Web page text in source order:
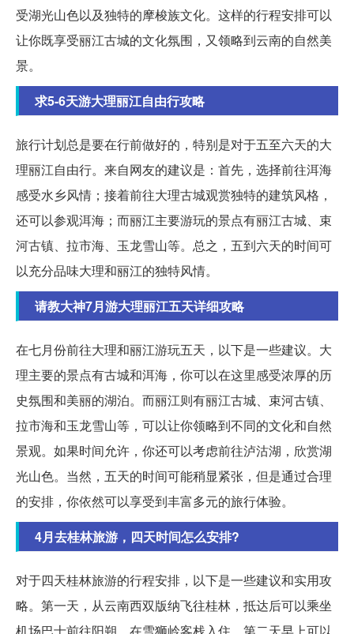
受湖光山色以及独特的摩梭族文化。这样的行程安排可以
让你既享受丽江古城的文化氛围，又领略到云南的自然美
景。
求5-6天游大理丽江自由行攻略
旅行计划总是要在行前做好的，特别是对于五至六天的大
理丽江自由行。来自网友的建议是：首先，选择前往洱海
感受水乡风情；接着前往大理古城观赏独特的建筑风格，
还可以参观洱海；而丽江主要游玩的景点有丽江古城、束
河古镇、拉市海、玉龙雪山等。总之，五到六天的时间可
以充分品味大理和丽江的独特风情。
请教大神7月游大理丽江五天详细攻略
在七月份前往大理和丽江游玩五天，以下是一些建议。大
理主要的景点有古城和洱海，你可以在这里感受浓厚的历
史氛围和美丽的湖泊。而丽江则有丽江古城、束河古镇、
拉市海和玉龙雪山等，可以让你领略到不同的文化和自然
景观。如果时间允许，你还可以考虑前往泸沽湖，欣赏湖
光山色。当然，五天的时间可能稍显紧张，但是通过合理
的安排，你依然可以享受到丰富多元的旅行体验。
4月去桂林旅游，四天时间怎么安排?
对于四天桂林旅游的行程安排，以下是一些建议和实用攻
略。第一天，从云南西双版纳飞往桂林，抵达后可以乘坐